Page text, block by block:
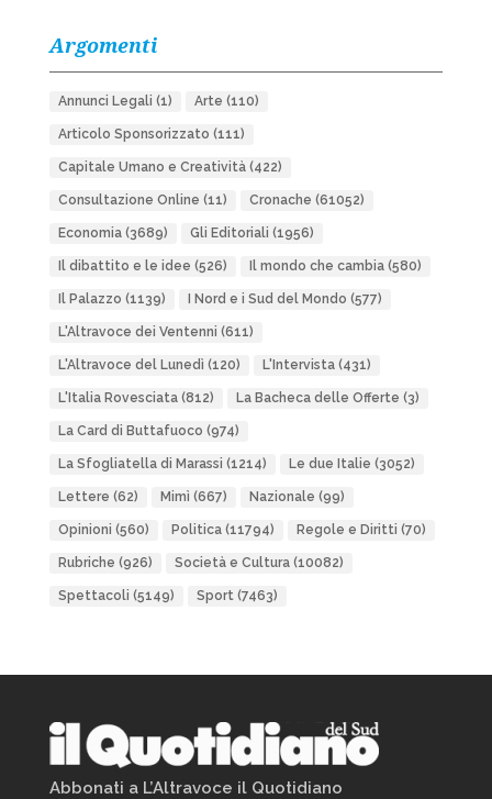
Argomenti
Annunci Legali (1) Arte (110)
Articolo Sponsorizzato (111)
Capitale Umano e Creatività(422)
Consultazione Online (11) Cronache (61052)
Economia(3689) Gli Editoriali (1956)
Il dibattito e le idee (526) Il mondo che cambia(580)
Il Palazzo (1139) I Nord e i Sud del Mondo (577)
L'Altravoce dei Ventenni (611)
L'Altravoce del Lunedì (120) L'Intervista(431)
L'Italia Rovesciata(812) La Bacheca delle Offerte (3)
La Card di Buttafuoco (974)
La Sfogliatella di Marassi (1214) Le due Italie (3052)
Lettere (62) Mimì (667) Nazionale (99)
Opinioni (560) Politica(11794) Regole e Diritti (70)
Rubriche (926) Società e Cultura(10082)
Spettacoli (5149) Sport(7463)
Abbonati a L’Altravoce il Quotidiano